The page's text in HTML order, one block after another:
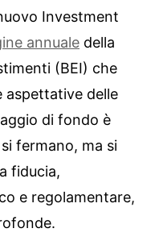
Investment
annuale della
(BEI) che
aspettative delle
di fondo è
fermano, ma si
fiducia,
e regolamentare,